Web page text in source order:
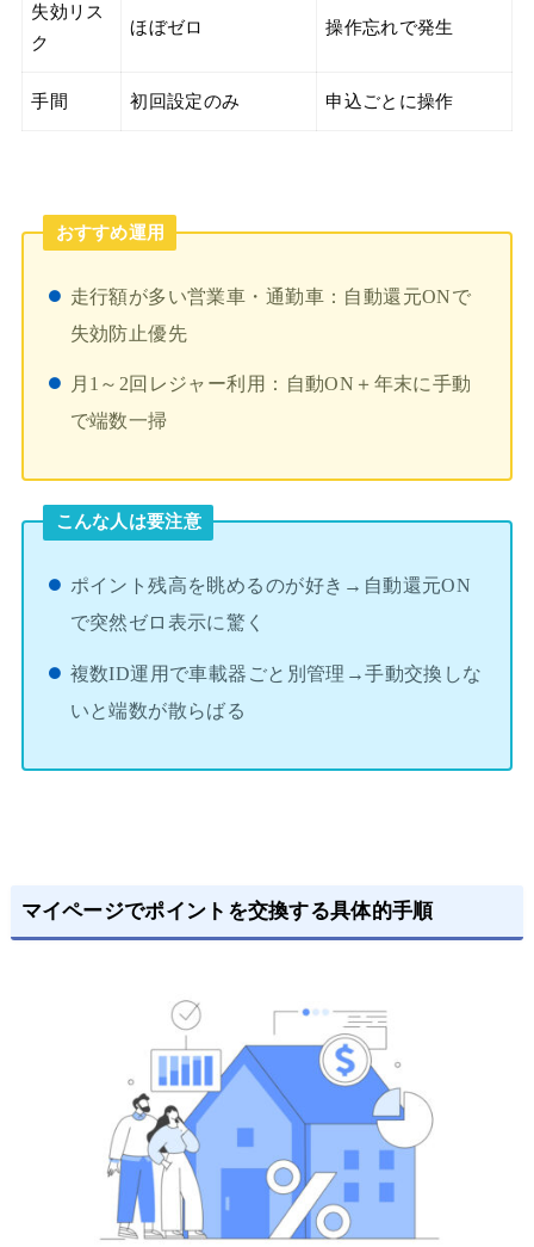
失効リス
ク
ほぼゼロ 操作忘れで発生
手間 初回設定のみ 申込ごとに操作
おすすめ運用
走行額が多い営業車・通勤車：自動還元ONで
失効防止優先
月1～2回レジャー利用：自動ON＋年末に手動
で端数一掃
こんな人は要注意
ポイント残高を眺めるのが好き→自動還元ON
で突然ゼロ表示に驚く
複数ID運用で車載器ごと別管理→手動交換しな
いと端数が散らばる
マイページでポイントを交換する具体的手順